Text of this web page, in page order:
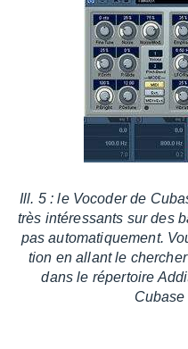
Ill. 5 : le Voco­der de
très inté­res­sants sur des
pas auto­ma­tique­ment.
tion en allant le
dans le réper­toire